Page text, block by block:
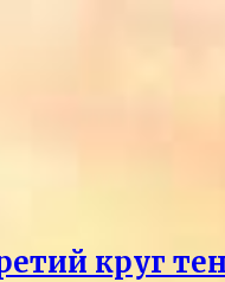
круг